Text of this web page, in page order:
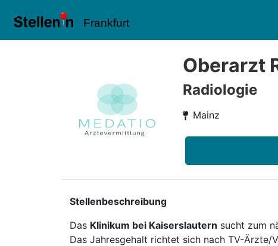
Frankfurt
Oberarzt
Radiologie
Mainz
Stellenbeschreibung
Das Klinikum bei Kaiserslautern sucht zum
Das Jahresgehalt richtet sich nach TV-Ärzte/